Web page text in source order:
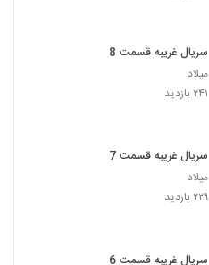
سریال غریبه قسمت 8
میلاد
۲۴۱ بازدید
سریال غریبه قسمت 7
میلاد
۲۲۹ بازدید
سریال غریبه قسمت 6